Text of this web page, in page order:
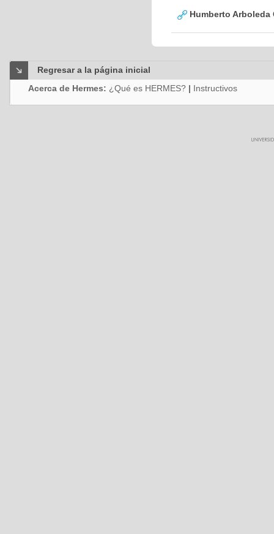
Humberto Arboleda
Regresar a la página inicial
Acerca de Hermes: ¿Qué es HERMES? | Instructivos